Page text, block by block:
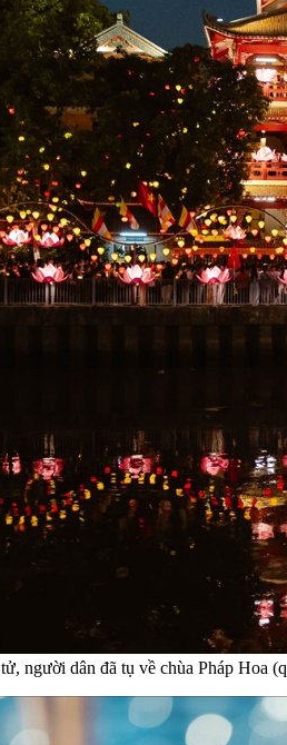
người dân đã tụ về chùa Pháp Hoa